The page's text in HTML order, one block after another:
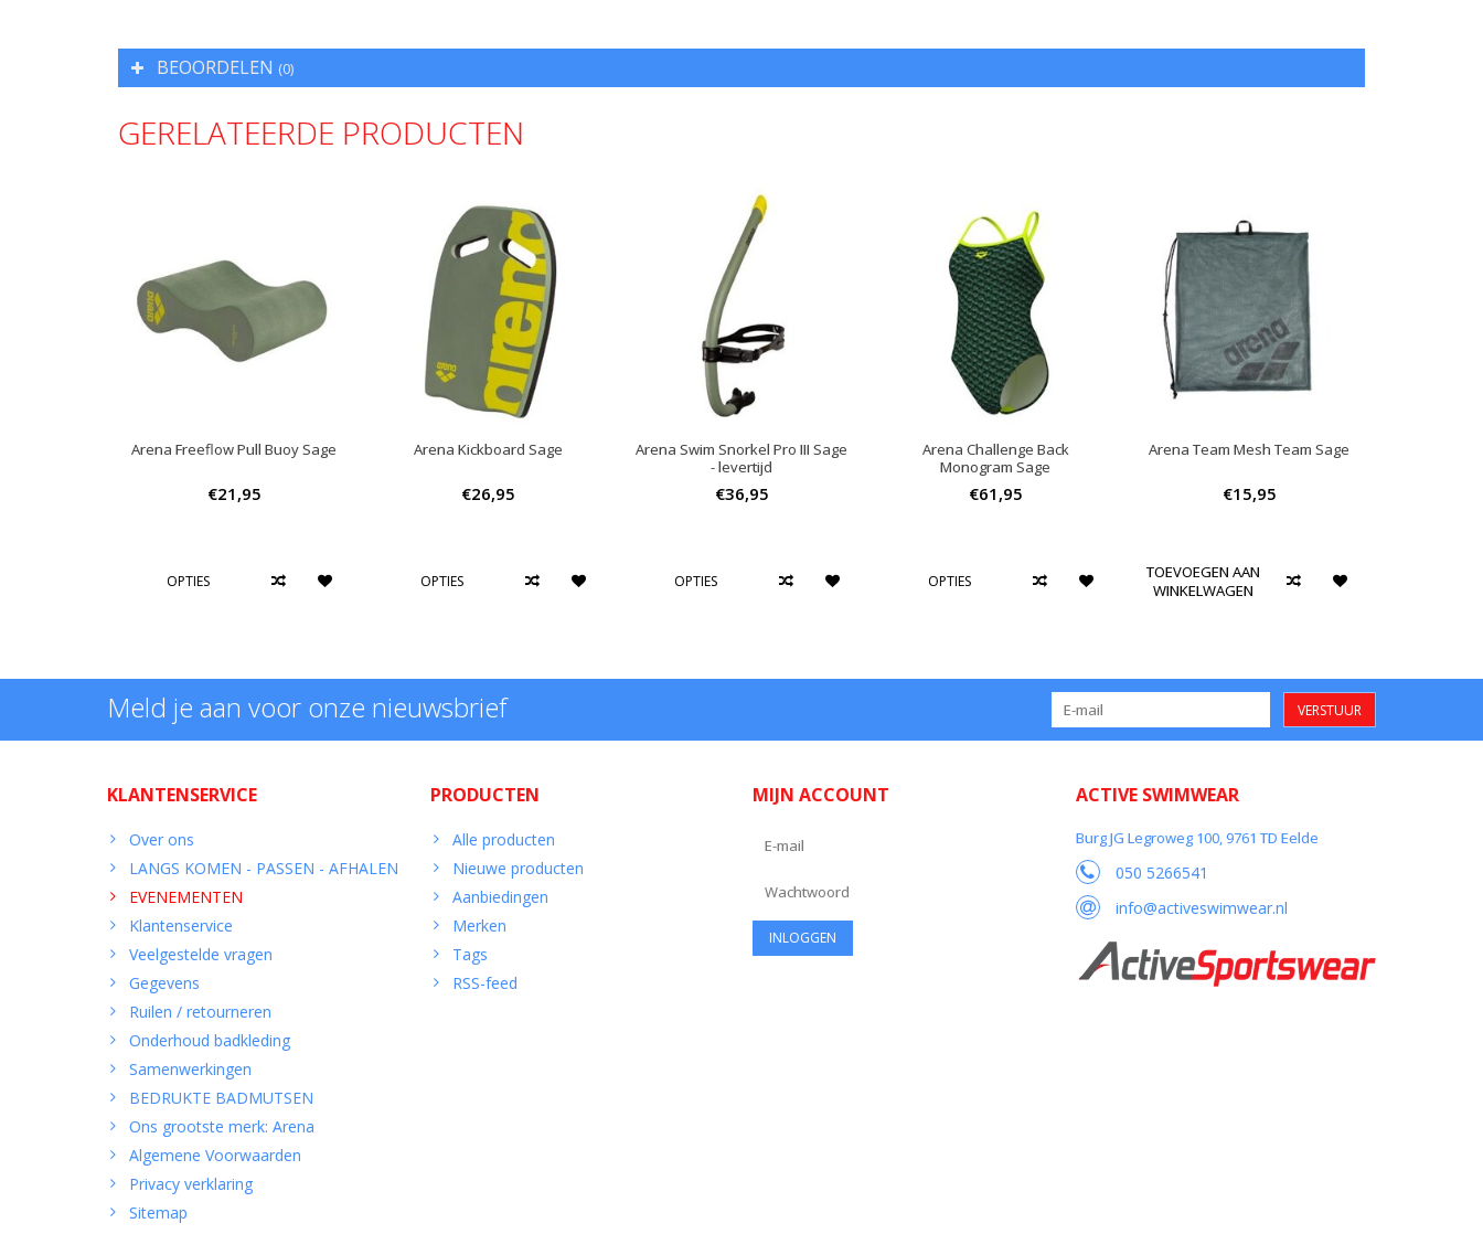
BEOORDELEN (0)
GERELATEERDE PRODUCTEN
Arena Freeflow Pull Buoy Sage
€21,95
OPTIES
Arena Kickboard Sage
€26,95
OPTIES
Arena Swim Snorkel Pro III Sage
- levertijd
€36,95
OPTIES
Arena Challenge Back
Monogram Sage
€61,95
OPTIES
Arena Team Mesh Team Sage
€15,95
TOEVOEGEN AAN
WINKELWAGEN
Meld je aan voor onze nieuwsbrief VERSTUUR
KLANTENSERVICE
Over ons
LANGS KOMEN - PASSEN - AFHALEN
EVENEMENTEN
Klantenservice
Veelgestelde vragen
Gegevens
Ruilen / retourneren
Onderhoud badkleding
Samenwerkingen
BEDRUKTE BADMUTSEN
Ons grootste merk: Arena
Algemene Voorwaarden
Privacy verklaring
Sitemap
PRODUCTEN
Alle producten
Nieuwe producten
Aanbiedingen
Merken
Tags
RSS-feed
MIJN ACCOUNT ACTIVE SWIMWEAR
Burg JG Legroweg 100, 9761 TD Eelde
050 5266541
info@activeswimwear.nl